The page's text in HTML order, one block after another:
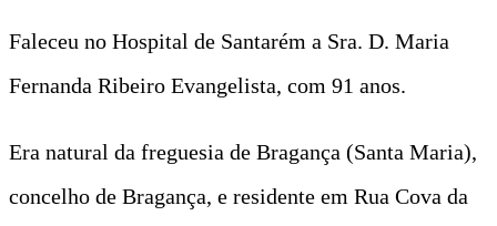
Faleceu no Hospital de Santarém a Sra. D. Maria
Fernanda Ribeiro Evangelista, com 91 anos.
Era natural da freguesia de Bragança (Santa Maria),
concelho de Bragança, e residente em Rua Cova da